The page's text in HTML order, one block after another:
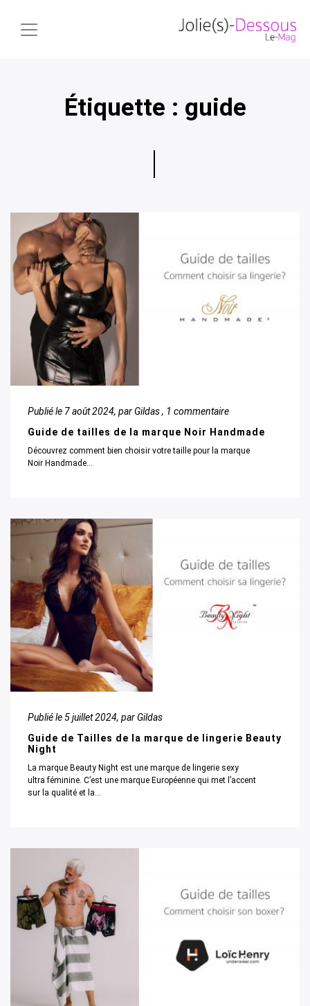
Étiquette : guide
Publié le 7 août 2024, par Gildas , 1 commentaire
Guide de tailles de la marque Noir Handmade
Découvrez comment bien choisir votre taille pour la marque
Noir Handmade...
Publié le5 juillet 2024, par Gildas
Guide de Tailles de la marque de lingerie Beauty
Night
La marque Beauty Night est une marque de lingerie sexy
ultra féminine. C’est une marque Européenne qui met l’accent
sur la qualité et la...